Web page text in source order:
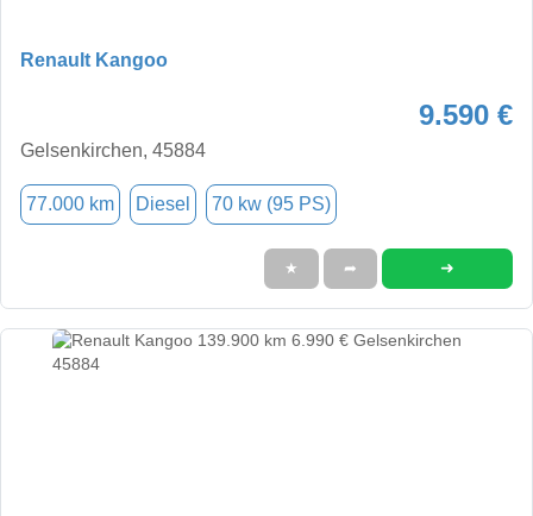
Renault Kangoo
9.590 €
Gelsenkirchen, 45884
77.000 km Diesel 70 kw (95 PS)
★ ➦ ➜